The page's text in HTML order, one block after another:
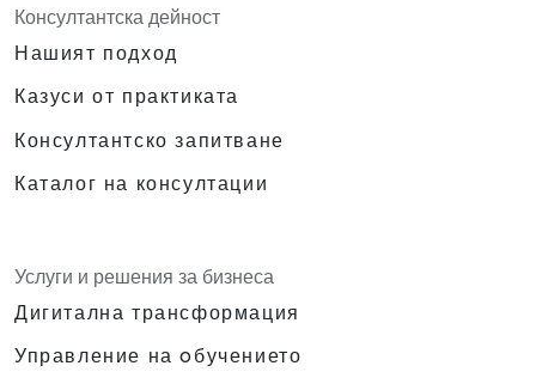
Консултантска дейност
Нашият подход
Казуси от практиката
Консултантско запитване
Каталог на консултации
Услуги и решения за бизнеса
Дигитална трансформация
Управление на oбучението